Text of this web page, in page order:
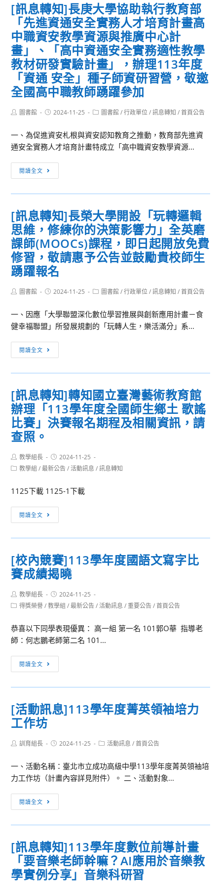
基
隆
少
年
動
起
來
計
[訊息轉知]長庚大學協助執行教育部
「先進資通安全實務人才培育計畫高
中職資安教學資源與推廣中心計
畫」、「高中資通安全實務適性教學
教材研發實驗計畫」，辦理113年度
「資通 安全」種子師資研習營，敬邀
全國高中職教師踴躍參加
Post圖書館
Post2024-11-25
Post圖書館 / 行政單位 / 訊息轉知 / 首頁公告
一、為促進資安札根與資安認知教育之推動，教育部先進資
通安全實務人才培育計畫特成立「高中職資安教學資源...
閱讀全文
息
轉
長
庚
大
學
協
助
教
育
進
安
全
實
務
才
培
計
中
職
安
教
學
資
源
推
廣
中
畫」、
「高
中
安
全
實
務
適
性
教
材
研
發
[訊息轉知]長榮大學開設「玩轉邏輯
思維，修練你的決策影響力」全英磨
課師(MOOCs)課程，即日起開放免費
修習，敬請惠予公告並鼓勵貴校師生
踴躍報名
Post圖書館
Post2024-11-25
Post圖書館 / 行政單位 / 訊息轉知 / 首頁公告
一、因應「大學聯盟深化數位學習推展與創新應用計畫－食
健幸福聯盟」所發展規劃的「玩轉人生，樂活滿分」系...
閱讀全文
息
轉
長
榮
大
學
設
「玩
邏
維，
修
你
的
策
影
力」
全
英
(MOOCs)
課
起
開
費
敬
請
惠
予
[訊息轉知]轉知國立臺灣藝術教育館
辦理「113學年度全國師生鄉土 歌謠
比賽」決賽報名期程及相關資訊，請
查照。
Post
author:
教學組長
Post
published:
2024-11-25
Post教學組 / 最新公告 / 活動訊息 / 訊息轉知
1125下載 1125-1下載
閱讀全文
息
轉
轉
知
立
臺
藝
術
教
辦
理
「113
全
國
師
生
鄉
謠
比
賽」
決
[校內競賽]113學年度國語文寫字比
賽成績揭曉
Post
author:
教學組長
Post
published:
2024-11-25
Post得獎榮譽 / 教學組 / 最新公告 / 活動訊息 / 重要公告 / 首頁公告
恭喜以下同學表現優異： 高一組 第一名 101郭O華 指導老
師：何志鵬老師第二名 101...
閱讀全文
內
競
學
國
文
寫
字
成
揭
曉
[活動訊息]113學年度菁英領袖培力
工作坊
Post訓育組長
Post2024-11-25
Post活動訊息 / 首頁公告
一、活動名稱：臺北市立成功高級中學113學年度菁英領袖培
力工作坊（計畫內容詳見附件）。 二、活動對象...
閱讀全文
動
訊
學
年
度
[訊息轉知]113學年度數位前導計畫
「要音樂老師幹嘛？AI應用於音樂教
學實例分享」音樂科研習